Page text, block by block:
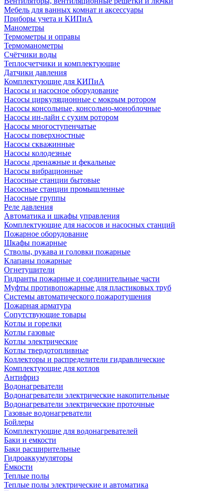
Мебель для ванных комнат и аксессуары
Приборы учета и КИПиА
Манометры
Термометры и оправы
Термоманометры
Счётчики воды
Теплосчетчики и комплектующие
Датчики давления
Комплектующие для КИПиА
Насосы и насосное оборудование
Насосы циркуляционные с мокрым ротором
Насосы консольные, консольно-моноблочные
Насосы ин-лайн с сухим ротором
Насосы многоступенчатые
Насосы поверхностные
Насосы скважинные
Насосы колодезные
Насосы дренажные и фекальные
Насосы вибрационные
Насосные станции бытовые
Насосные станции промышленные
Насосные группы
Реле давления
Автоматика и шкафы управления
Комплектующие для насосов и насосных станций
Пожарное оборудование
Шкафы пожарные
Стволы, рукава и головки пожарные
Клапаны пожарные
Огнетушители
Гидранты пожарные и соединительные части
Муфты противопожарные для пластиковых труб
Системы автоматического пожаротушения
Пожарная арматура
Сопутствующие товары
Котлы и горелки
Котлы газовые
Котлы электрические
Котлы твердотопливные
Коллекторы и распределители гидравлические
Комплектующие для котлов
Антифриз
Водонагреватели
Водонагреватели электрические накопительные
Водонагреватели электрические проточные
Газовые водонагреватели
Бойлеры
Комплектующие для водонагревателей
Баки и емкости
Баки расширительные
Гидроаккумуляторы
Ёмкости
Теплые полы
Теплые полы электрические и автоматика